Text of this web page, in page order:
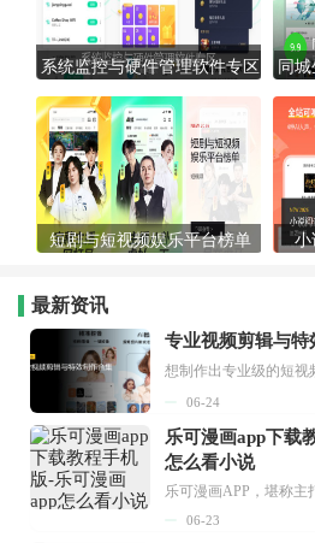
系统监控与硬件管理软件专区 同
短剧与短视频娱乐平台榜单 小
最新资讯
专业视频剪辑与特
06-24
乐可漫画app下载
怎么看小说
06-23